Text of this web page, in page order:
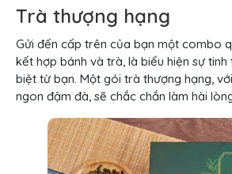
Trà thượng hạng
Gửi đến cấp trên của bạn một combo
kết hợp bánh và trà, là biểu hiện sự
biệt từ bạn. Một gói trà thượng hạng,
ngon đậm đà, sẽ chắc chắn làm hài